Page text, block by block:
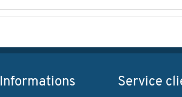
Informations Service